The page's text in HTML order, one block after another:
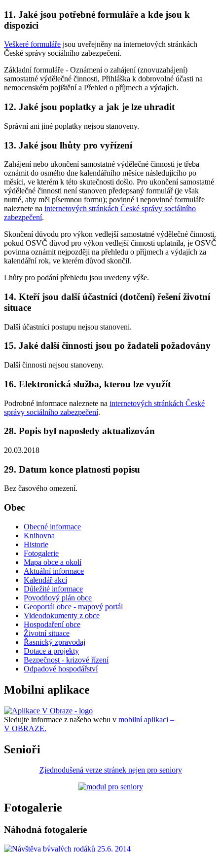
11. Jaké jsou potřebné formuláře a kde jsou k
dispozici
Veškeré formuláře jsou uveřejněny na internetových stránkách
České správy sociálního zabezpečení.
Základní formuláře - Oznámení o zahájení (znovuzahájení)
samostatné výdělečné činnosti, Přihláška k dobrovolné účasti na
nemocenském pojištění a Přehled o příjmech a výdajích.
12. Jaké jsou poplatky a jak je lze uhradit
Správní ani jiné poplatky nejsou stanoveny.
13. Jaké jsou lhůty pro vyřízení
Zahájení nebo ukončení samostatné výdělečné činnosti je třeba
oznámit do osmého dne kalendářního měsíce následujícího po
měsíci, ve kterém k této skutečnosti došlo. Pro ukončení samostatné
výdělečné činnosti není stanoven předepsaný formulář (je však
nutné, aby měl písemnou formu); povinné i nepovinné formuláře
naleznete na internetových stránkách České správy sociálního
zabezpečení.
Skončení důvodu pro výkon vedlejší samostatné výdělečné činnosti,
pokud OSVČ důvod pro výkon vedlejší činnosti uplatnila, je OSVČ
povinna oznámit nejpozději na přehledu o příjmech a výdajích za
kalendářní rok, ve kterém důvod skončil.
Lhůty pro podání přehledu jsou uvedeny výše.
14. Kteří jsou další účastníci (dotčení) řešení životní
situace
Další účastníci postupu nejsou stanoveni.
15. Jaké další činnosti jsou po žadateli požadovány
Další činnosti nejsou stanoveny.
16. Elektronická služba, kterou lze využít
Podrobné informace naleznete na internetových stránkách České
správy sociálního zabezpečení.
28. Popis byl naposledy aktualizován
20.03.2018
29. Datum konce platnosti popisu
Bez časového omezení.
Obec
Obecné informace
Knihovna
Historie
Fotogalerie
Mapa obce a okolí
Aktuální informace
Kalendář akcí
Důležité informace
Povodńový plán obce
Geoportál obce - mapový portál
Videodokumenty z obce
Hospodaření obce
Životní situace
Řasnický zpravodaj
Dotace a projekty
Bezpečnost - krizové řízení
Odpadové hospodářství
Mobilní aplikace
Sledujte informace z našeho webu v mobilní aplikaci –
V OBRAZE.
Senioři
Zjednodušená verze stránek nejen pro seniory
Fotogalerie
Náhodná fotogalerie